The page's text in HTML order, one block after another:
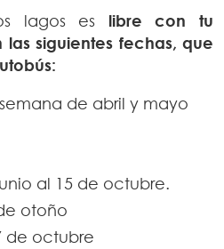
lagos es libre con tu
siguientes fechas, que
de abril y mayo
al 15 de octubre.
otoño
de octubre